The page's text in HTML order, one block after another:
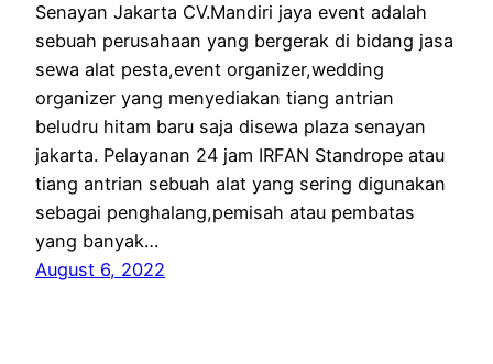
Senayan Jakarta CV.Mandiri jaya event adalah
sebuah perusahaan yang bergerak di bidang jasa
sewa alat pesta,event organizer,wedding
organizer yang menyediakan tiang antrian
beludru hitam baru saja disewa plaza senayan
jakarta. Pelayanan 24 jam IRFAN Standrope atau
tiang antrian sebuah alat yang sering digunakan
sebagai penghalang,pemisah atau pembatas
yang banyak…
August 6, 2022